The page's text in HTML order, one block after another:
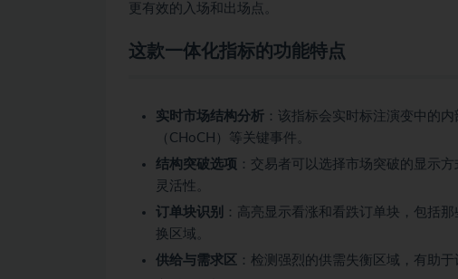
更有效的入场和出场点。
这款一体化指标的功能特点
实时市场结构分析 ：该指标会实时标注演变中的
（CHoCH）等关键事件。
结构突破选项 ：交易者可以选择市场突破的显示
灵活性。
订单块识别
：高亮显示看涨和看跌订单块，包括
换区域。
供给与需求区 ：检测强烈的供需失衡区域，有助于